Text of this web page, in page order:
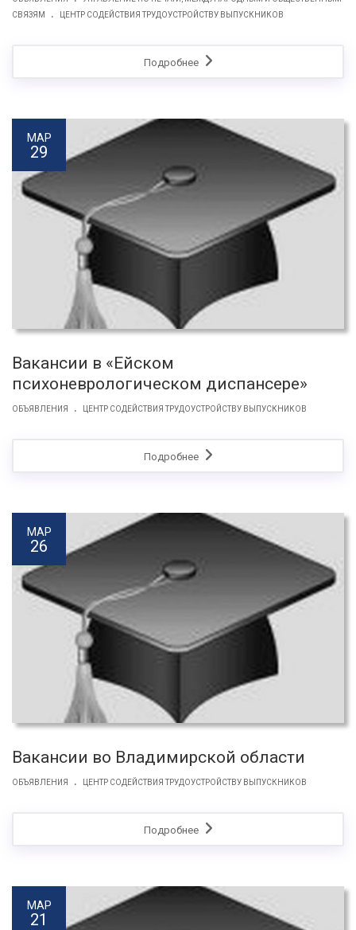
СВЯЗЯМ
. ЦЕНТР СОДЕЙСТВИЯ ТРУДОУСТРОЙСТВУ ВЫПУСКНИКОВ
Подробнее
МАР
29
Вакансии в «Ейском
психоневрологическом диспансере»
ОБЪЯВЛЕНИЯ . ЦЕНТР СОДЕЙСТВИЯ ТРУДОУСТРОЙСТВУ ВЫПУСКНИКОВ
Подробнее
МАР
26
Вакансии во Владимирской области
ОБЪЯВЛЕНИЯ . ЦЕНТР СОДЕЙСТВИЯ ТРУДОУСТРОЙСТВУ ВЫПУСКНИКОВ
Подробнее
МАР
21